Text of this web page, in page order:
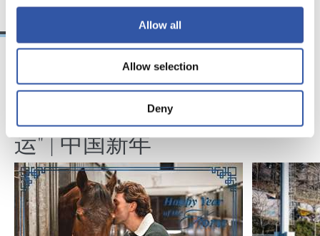
Allow all
Allow selection
Deny
18/02/2026
马年将为我们带来好
运" | 中国新年
29/12/2025